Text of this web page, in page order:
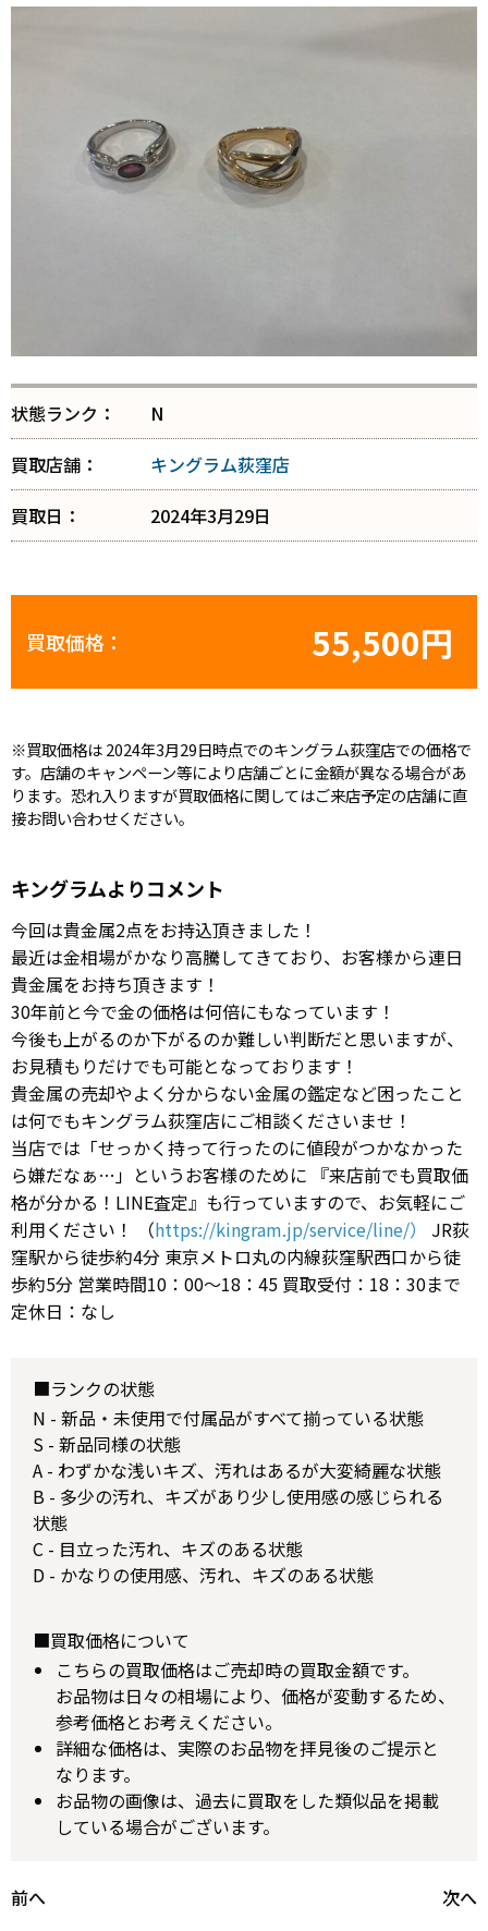
状態ランク：
N
買取店舗：
キングラム荻窪店
買取日：
2024年3月29日
買取価格： 55,500円
※買取価格は 2024年3月29日時点でのキングラム荻窪店での価格で
す。店舗のキャンペーン等により店舗ごとに金額が異なる場合があ
ります。恐れ入りますが買取価格に関してはご来店予定の店舗に直
接お問い合わせください。
キングラムよりコメント
今回は貴金属2点をお持込頂きました！
最近は金相場がかなり高騰してきており、お客様から連日
貴金属をお持ち頂きます！
30年前と今で金の価格は何倍にもなっています！
今後も上がるのか下がるのか難しい判断だと思いますが、
お見積もりだけでも可能となっております！
貴金属の売却やよく分からない金属の鑑定など困ったこと
は何でもキングラム荻窪店にご相談くださいませ！
当店では「せっかく持って行ったのに値段がつかなかった
ら嫌だなぁ…」というお客様のために 『来店前でも買取価
格が分かる！LINE査定』も行っていますので、お気軽にご
利用ください！ （https://kingram.jp/service/line/）
JR荻
窪駅から徒歩約4分 東京メトロ丸の内線荻窪駅西口から徒
歩約5分 営業時間10：00～18：45 買取受付：18：30まで
定休日：なし
■ランクの状態
N - 新品・未使用で付属品がすべて揃っている状態
S - 新品同様の状態
A - わずかな浅いキズ、汚れはあるが大変綺麗な状態
B - 多少の汚れ、キズがあり少し使用感の感じられる
状態
C - 目立った汚れ、キズのある状態
D - かなりの使用感、汚れ、キズのある状態
■買取価格について
こちらの買取価格はご売却時の買取金額です。
お品物は日々の相場により、価格が変動するため、
参考価格とお考えください。
詳細な価格は、実際のお品物を拝見後のご提示と
なります。
お品物の画像は、過去に買取をした類似品を掲載
している場合がございます。
前へ 次へ